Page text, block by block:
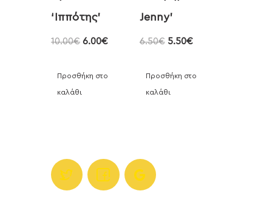
‘Ιππότης’
10.00€ 6.00€
Προσθήκη στο
καλάθι
Jenny’
6.50€ 5.50€
Προσθήκη στο
καλάθι